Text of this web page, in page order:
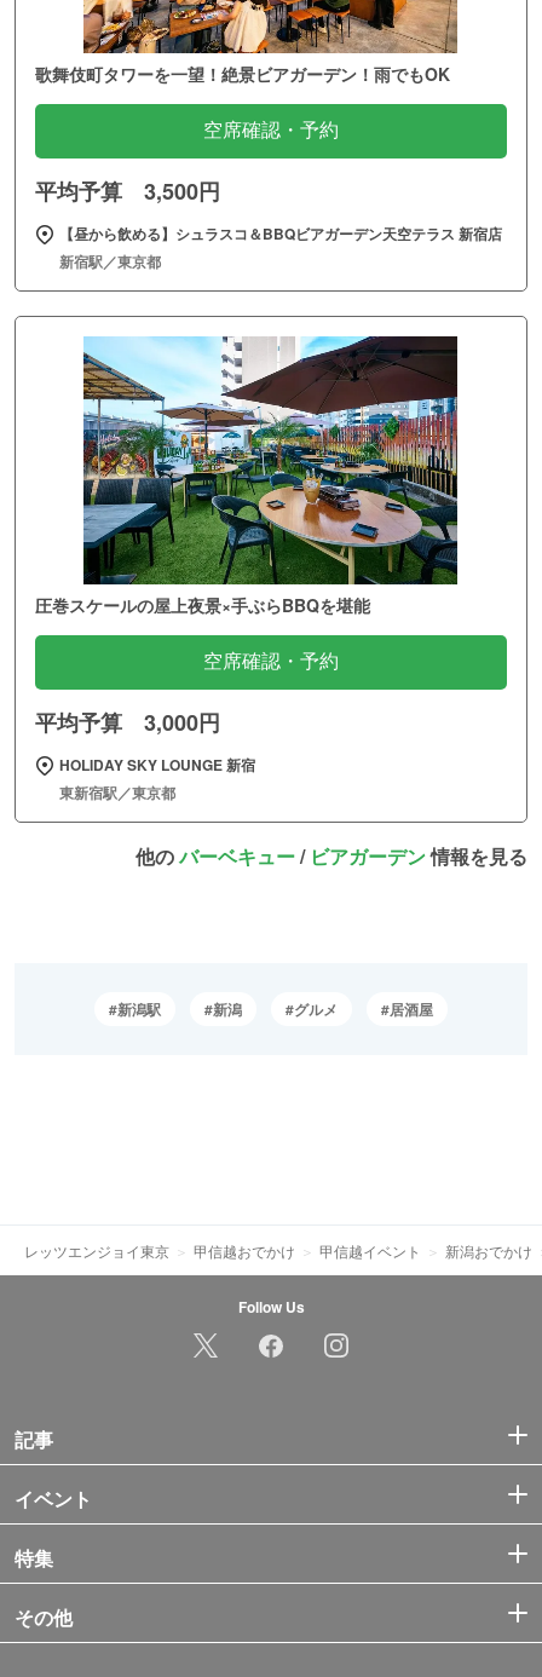
歌舞伎町タワーを一望！絶景ビアガーデン！雨でもOK
空席確認・予約
平均予算 3,500円
【昼から飲める】シュラスコ＆BBQビアガーデン天空テラス 新宿店
新宿駅／東京都
圧巻スケールの屋上夜景×手ぶらBBQを堪能
空席確認・予約
平均予算 3,000円
HOLIDAY SKY LOUNGE 新宿
東新宿駅／東京都
他のバーベキュー/ ビアガーデン情報を見る
新潟駅 新潟 グルメ 居酒屋
レッツエンジョイ東京 甲信越おでかけ 甲信越イベント 新潟おでかけ
Follow Us
記事
イベント
特集
その他